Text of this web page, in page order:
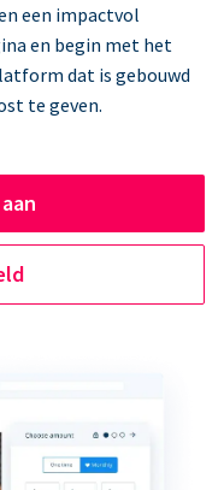
een impactvol
en begin met het
dat is gebouwd
te geven.